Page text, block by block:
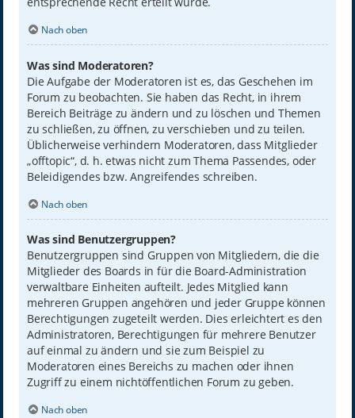
Nach oben
Was sind Moderatoren?
Die Aufgabe der Moderatoren ist es, das Geschehen im
Forum zu beobachten. Sie haben das Recht, in ihrem
Bereich Beiträge zu ändern und zu löschen und Themen
zu schließen, zu öffnen, zu verschieben und zu teilen.
Üblicherweise verhindern Moderatoren, dass Mitglieder
„offtopic“, d. h. etwas nicht zum Thema Passendes, oder
Beleidigendes bzw. Angreifendes schreiben.
Nach oben
Was sind Benutzergruppen?
Benutzergruppen sind Gruppen von Mitgliedern, die die
Mitglieder des Boards in für die Board-Administration
verwaltbare Einheiten aufteilt. Jedes Mitglied kann
mehreren Gruppen angehören und jeder Gruppe können
Berechtigungen zugeteilt werden. Dies erleichtert es den
Administratoren, Berechtigungen für mehrere Benutzer
auf einmal zu ändern und sie zum Beispiel zu
Moderatoren eines Bereichs zu machen oder ihnen
Zugriff zu einem nichtöffentlichen Forum zu geben.
Nach oben